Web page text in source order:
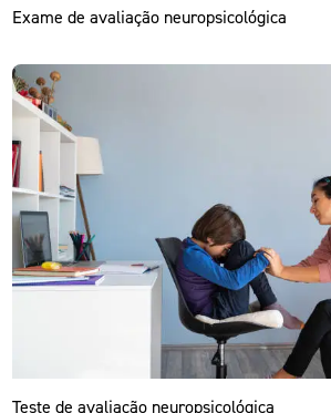
Exame de avaliação neuropsicológica
Teste de avaliação neuropsicológica